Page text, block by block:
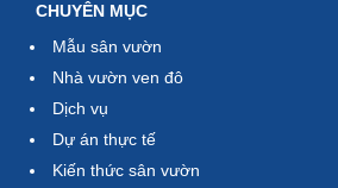
CHUYÊN MỤC
Mẫu sân vườn
Nhà vườn ven đô
Dịch vụ
Dự án thực tế
Kiến thức sân vườn